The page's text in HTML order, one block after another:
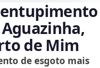
de Mim
de esgoto mais